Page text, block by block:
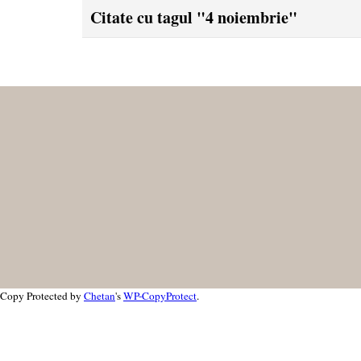
Citate cu tagul "4 noiembrie"
Copy Protected by Chetan'sWP-CopyProtect.